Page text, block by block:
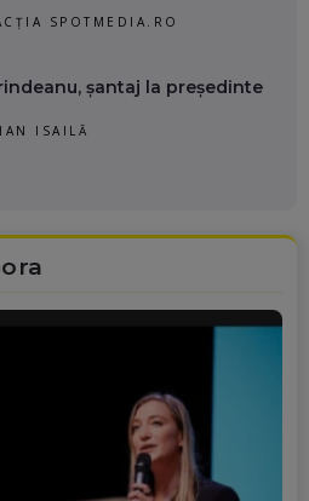
SPOTMEDIA.RO
șantaj la președinte
ISAILĂ